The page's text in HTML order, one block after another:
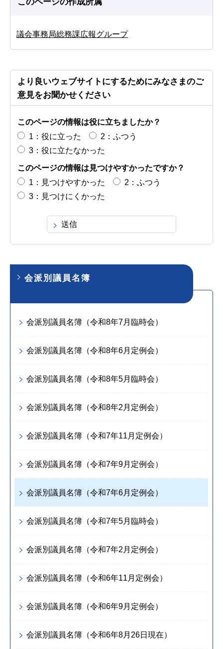
議会事務局総務課広報グループ
より良いウェブサイトにするためにみなさまのご
意見をお聞かせください
このページの情報は役に立ちましたか？
1：役に立った
2：ふつう
3：役に立たなかった
このページの情報は見つけやすかったですか？
1：見つけやすかった
2：ふつう
3：見つけにくかった
会派別議員名簿
会派別議員名簿（令和8年7月臨時会）
会派別議員名簿（令和8年6月定例会）
会派別議員名簿（令和8年5月臨時会）
会派別議員名簿（令和8年2月定例会）
会派別議員名簿（令和7年11月定例会）
会派別議員名簿（令和7年9月定例会）
会派別議員名簿（令和7年6月定例会）
会派別議員名簿（令和7年5月臨時会）
会派別議員名簿（令和7年2月定例会）
会派別議員名簿（令和6年11月定例会）
会派別議員名簿（令和6年9月定例会）
会派別議員名簿（令和6年8月26日現在）